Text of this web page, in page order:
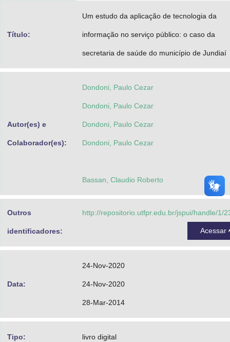
Título:
Um estudo da aplicação de tecnologia da
informação no serviço público: o caso da
secretaria de saúde do município de Jundiaí
Autor(es) e
Colaborador(es):
Dondoni, Paulo Cezar
Dondoni, Paulo Cezar
Dondoni, Paulo Cezar
Dondoni, Paulo Cezar
Bassan, Claudio Roberto
Outros
identificadores:
http://repositorio.utfpr.edu.br/jspui/handle/1/
Acessar
Data:
24-Nov-2020
24-Nov-2020
28-Mar-2014
Tipo: livro digital